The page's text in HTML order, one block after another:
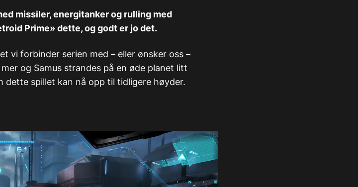
missiler, energitanker og rulling med
Prime» dette, og godt er jo det.
vi forbinder serien med – eller ønsker oss –
og Samus strandes på en øde planet litt
dette spillet kan nå opp til tidligere høyder.